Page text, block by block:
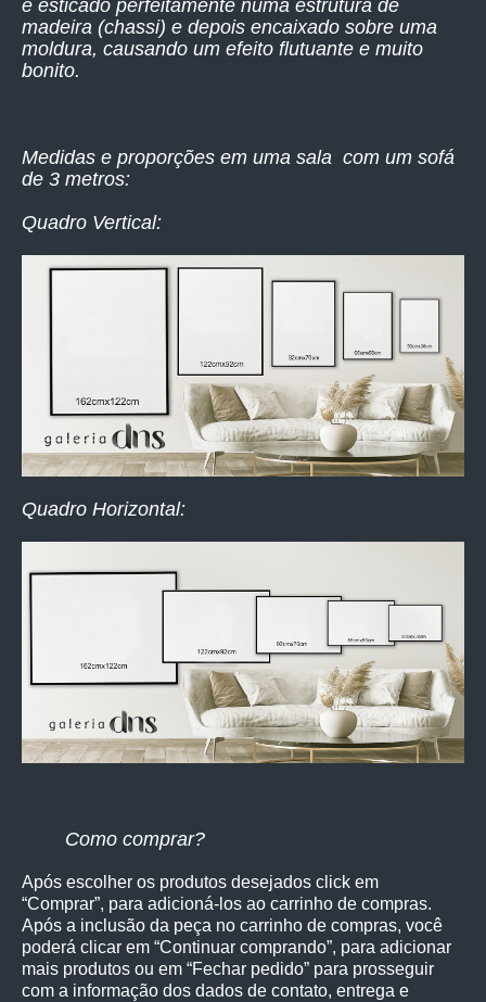
é esticado perfeitamente numa estrutura de
madeira (chassi) e depois encaixado sobre uma
moldura, causando um efeito flutuante e muito
bonito.
Medidas e proporções em uma sala com um sofá
de 3 metros:
Quadro Vertical:
Quadro Horizontal:
Como comprar?
Após escolher os produtos desejados click em
“Comprar”, para adicioná-los ao carrinho de compras.
Após a inclusão da peça no carrinho de compras, você
poderá clicar em “Continuar comprando”, para adicionar
mais produtos ou em “Fechar pedido” para prosseguir
com a informação dos dados de contato, entrega e